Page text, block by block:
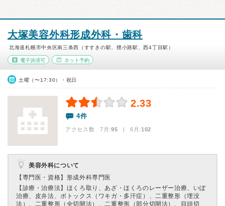
大塚美容外科形成外科・歯科
北海道札幌市中央区南三条西（すすきの駅、狸小路駅、西4丁目駅）
電子決済可 ネット予約
土曜（〜17:30）・祝日
2.33
4件
アクセス数 7月:95 | 6月:102
美容外科について
【専門医・資格】 形成外科専門医
【診療・治療法】 ほくろ取り、あざ・ほくろのレーザー治療、いぼ
治療、皮弁法、ボトックス（ワキガ・多汗症）、二重整形（埋没
法）、二重整形（全切開法）、二重整形（部分切開法）、目頭切